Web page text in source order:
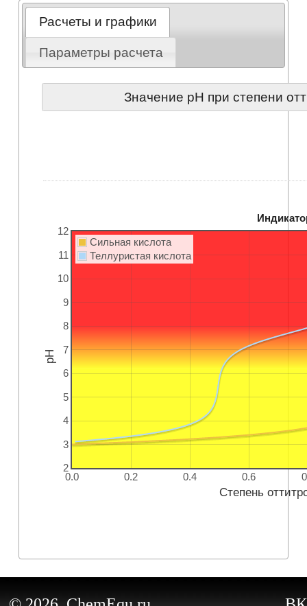
Расчеты и графики
Параметры расчета
Значение pH при степени
0.0 0.2 0.4 0.6
2
3
4
5
6
7
8
9
10
11
12
Сильная кислота
Теллуристая кислота
Степень
pH